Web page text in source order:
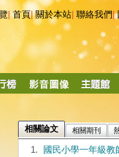
|首頁|關於本站 聯絡我們|
相關論文 相關期刊
1.
國民小學一年級教